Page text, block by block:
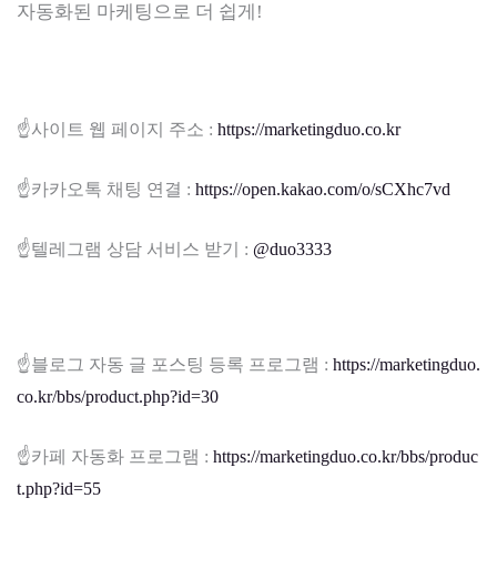
자동화된 마케팅으로 더 쉽게!
☝️사이트 웹 페이지 주소 : https://marketingduo.co.kr
☝️카카오톡 채팅 연결 : https://open.kakao.com/o/sCXhc7vd
☝️텔레그램 상담 서비스 받기 : @duo3333
☝️블로그 자동 글 포스팅 등록 프로그램 : https://marketingduo.
co.kr/bbs/product.php?id=30
☝️카페 자동화 프로그램 : https://marketingduo.co.kr/bbs/produc
t.php?id=55